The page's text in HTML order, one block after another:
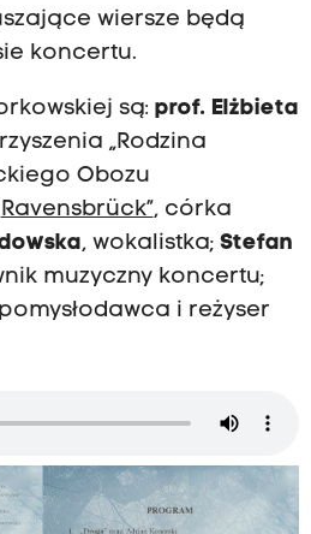
wiersze będą
koncertu.
są: prof. Elżbieta
„Rodzina
Obozu
Ravensbrück”, córka
, wokalistka; Stefan
muzyczny koncertu;
i reżyser